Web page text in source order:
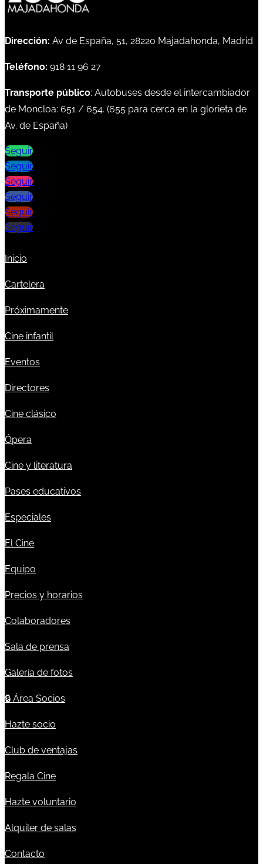
Dirección: Av de España, 51, 28220 Majadahonda, Madrid
Teléfono: 918 11 96 27
Transporte público: Autobuses desde el intercambiador
de Moncloa: 651 / 654. (655 para cerca en la glorieta de
Av. de España)
Seguir
Seguir
Seguir
Seguir
Seguir
Seguir
Inicio
Cartelera
Próximamente
Cine infantil
Eventos
Directores
Cine clásico
Ópera
Cine y literatura
Pases educativos
Especiales
El Cine
Equipo
Precios y horarios
Colaboradores
Sala de prensa
Galería de fotos
🔒 Área Socios
Hazte socio
Club de ventajas
Regala Cine
Hazte voluntario
Alquiler de salas
Contacto